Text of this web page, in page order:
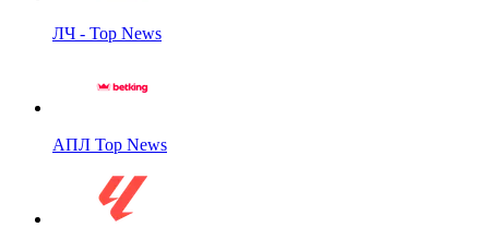
ЛЧ - Top News
АПЛ Top News